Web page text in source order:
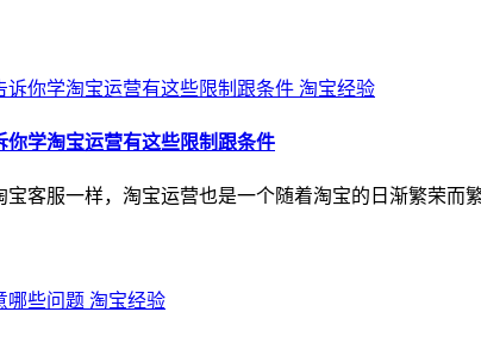
淘宝经验
学淘宝运营有这些限制跟条件
宝客服一样，淘宝运营也是一个随着淘宝的日渐繁荣
淘宝经验